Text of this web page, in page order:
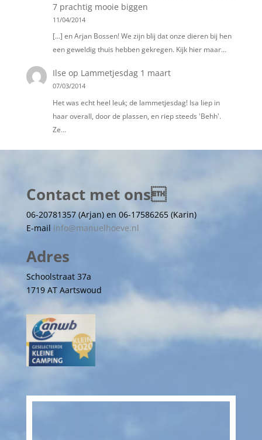
7 prachtig mooie biggen
11/04/2014
[…] en Arjan Bossen! We zijn blij dat onze dieren bij hen
een geweldig thuis hebben gekregen. Kijk hier maar…
Ilse op Lammetjesdag 1 maart
07/03/2014
Het was echt heel leuk; de lammetjesdag! Isa liep in
haar overall, door de plassen, en riep steeds 'Behh'.
Ze…
Contact met ons
06-20781357 (Arjan) en 06-17586265 (Karin)
E-mail info@manuelhoeve.nl
Adres
Schoolstraat 37a
1719 AT Aartswoud